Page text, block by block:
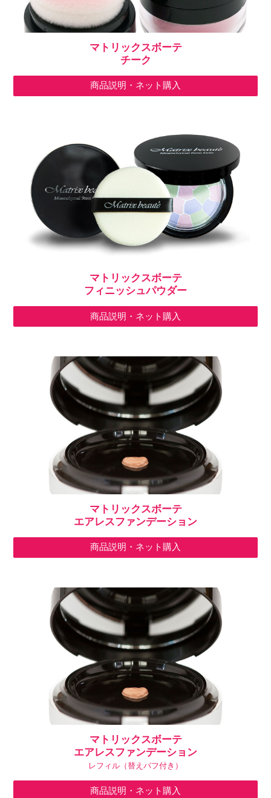
マトリックスボーテ
チーク
商品説明・ネット購入
マトリックスボーテ
フィニッシュパウダー
商品説明・ネット購入
マトリックスボーテ
エアレスファンデーション
商品説明・ネット購入
マトリックスボーテ
エアレスファンデーション
レフィル（替えパフ付き）
商品説明・ネット購入